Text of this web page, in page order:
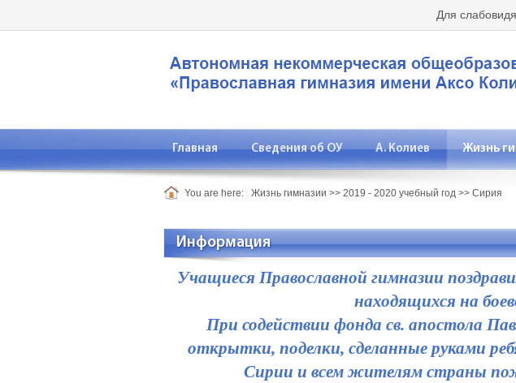
Для
Главная Сведения об ОУ А. Колиев Жизнь
You are here: Жизнь гимназии >> 2019 - 2020 учебный год >> Сирия
Информация
Учащиеся Православной гимназии
находящихся на
При содействии фонда св. апостола
открытки, поделки, сделанные руками
Сирии и всем жителям страны